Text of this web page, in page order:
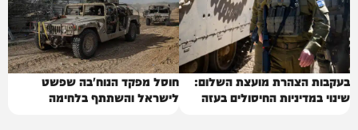
בעקבות הצהרת מועצת השלום:
שינוי במדיניות החיסולים בעזה
חוסל מפקד הנוח'בה שפשט
לישראל והשתתף בלחימה